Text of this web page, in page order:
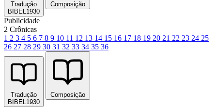
Tradução
BIBEL1930
Composição
Publicidade
2 Crônicas
1 2 3 4 5 6 7 8 9 10 11 12 13 14 15 16 17 18 19 20 21 22 23 24 25
26 27 28 29 30 31 32 33 34 35 36
Tradução
BIBEL1930
Composição